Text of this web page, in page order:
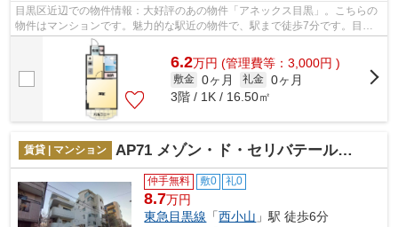
目黒区近辺での物件情報：大好評のあの物件「アネックス目黒」。こちらの
物件はマンションです。魅力的な駅近の物件で、駅まで徒歩7分です。目黒
区周辺での住まい選びなら、西小山周辺...
6.2万円 (管理費等：3,000円 )
敷金 0ヶ月 礼金 0ヶ月
3階 / 1K / 16.50㎡
賃貸 | マンション AP71 メゾン・ド・セリバテール207（西小山）
仲手無料 敷0 礼0
8.7万円
東急目黒線 「西小山 」駅 徒歩6分